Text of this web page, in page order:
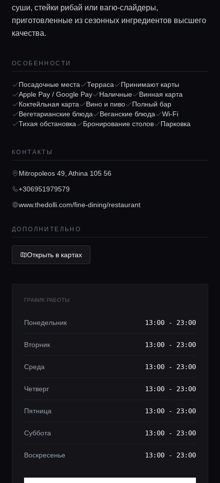
Главная
Локации
Гиды
Консьерж сервис
Lifestyle журнал
суши, стейки рибай или вагю-слайдеры,
приготовленные из сезонных ингредиентов высшего
качества.
ОСОБЕННОСТИ
Посадочные места Терраса
Принимают карты
Apple Pay / Google Pay
Наличные
Винная карта
Коктейльная карта
Вино и пиво
Полный бар
Вегетарианские блюда
Веганские блюда
Wi-Fi
Тихая обстановка
Бронирование столов Парковка
КОНТАКТЫ
Mitropoleos 49, Athina 105 56
+306951979579
www.thedolli.com/fine-dining/restaurant
ДОПОЛНИТЕЛЬНО
Открыть в картах
ГРАФИК РАБОТЫ
Понедельник 13:00 - 23:00
Вторник 13:00 - 23:00
Среда 13:00 - 23:00
Четверг 13:00 - 23:00
Пятница 13:00 - 23:00
Суббота 13:00 - 23:00
Воскресенье 13:00 - 23:00